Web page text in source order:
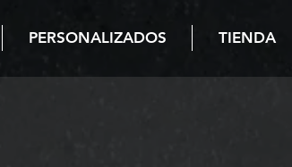
PERSONALIZADOS TIENDA